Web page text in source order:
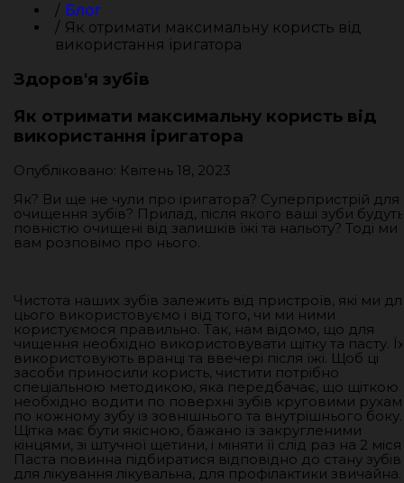
Блог
Як отримати максимальну користь від
використання іригатора
Здоров'я зубів
Як отримати максимальну користь від
використання іригатора
Опубліковано: Квітень 18, 2023
Як? Ви ще не чули про іригатора? Суперпристрій для
очищення зубів? Прилад, після якого ваші зуби будуть
повністю очищені від залишків їжі та нальоту? Тоді ми
вам розповімо про нього.
Чистота наших зубів залежить від пристроїв, які ми
цього використовуємо і від того, чи ми ними
користуємося правильно. Так, нам відомо, що для
чищення необхідно використовувати щітку та пасту. Їх
використовують вранці та ввечері після їжі. Щоб ці
засоби приносили користь, чистити потрібно
спеціальною методикою, яка передбачає, що щіткою
необхідно водити по поверхні зубів круговими
по кожному зубу із зовнішнього та внутрішнього боку.
Щітка має бути якісною, бажано із закругленими
кінцями, зі штучної щетини, і міняти її слід раз на 2
Паста повинна підбиратися відповідно до стану зубів:
для лікування лікувальна, для профілактики звичайна.